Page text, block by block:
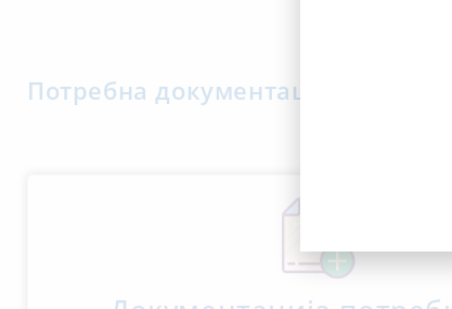
Потребна документација за